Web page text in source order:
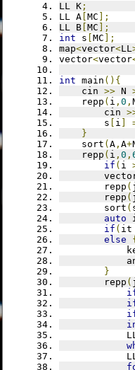
LL K ;
LL A MC ];
LL B MC ];
int s MC ];
map<vector<LL
vector<vector
int main (){
	cin
>> N
	repp
( i , 0 ,
		cin
		s
i
}
	sort
( A , A+
	repp
( i , 0 ,
if ( i
		repp
( j
		repp
( j
		sort
(
auto
if ( it
else
{
}
		repp
( j